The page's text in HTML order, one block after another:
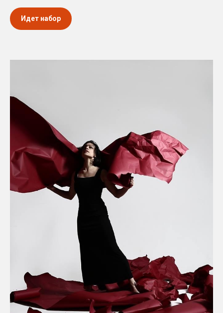
Идет набор